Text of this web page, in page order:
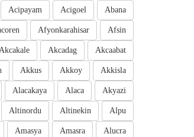
Abana
Acigoel
Acipayam
Afsin
Afyonkarahisar
Akcaabat
Akcadag
Akkisla
Akkoy
Akkus
Akyazi
Alaca
Alacakaya
Alpu
Altinekin
Altinordu
Alucra
Amasra
Amasya